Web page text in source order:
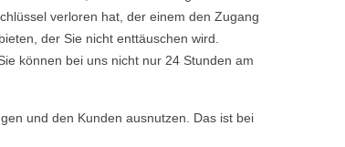
verloren hat, der einem den Zugang
der Sie nicht enttäuschen wird.
können bei uns nicht nur 24 Stunden am
und den Kunden ausnutzen. Das ist bei